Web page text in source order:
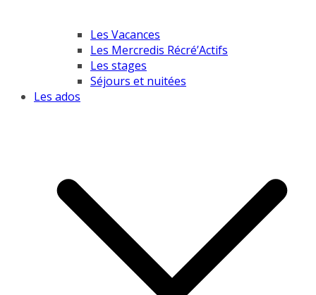
Les Vacances
Les Mercredis Récré’Actifs
Les stages
Séjours et nuitées
Les ados